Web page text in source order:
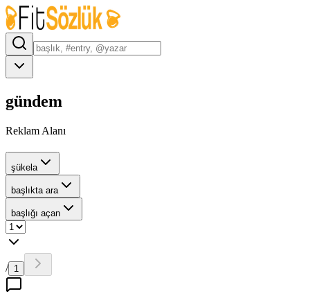
gündem
Reklam Alanı
şükela
başlıkta ara
başlığı açan
/ 1